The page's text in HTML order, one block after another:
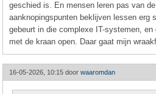
geschied is. En mensen leren pas van
aanknopingspunten beklijven lessen erg
gebeurt in die complexe IT-systemen,
met de kraan open. Daar gaat mijn
16-05-2026, 10:15 door waaromdan